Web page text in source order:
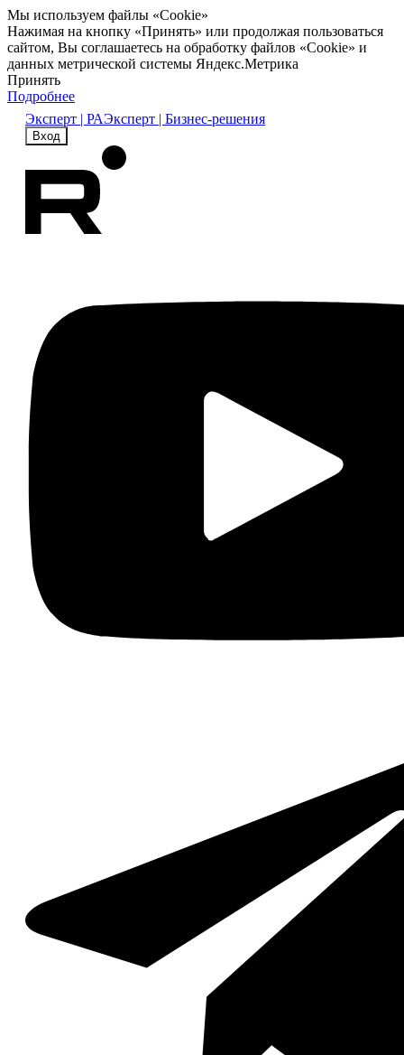
Мы используем файлы «Cookie»
Нажимая на кнопку «Принять» или продолжая пользоваться
сайтом, Вы соглашаетесь на обработку файлов «Cookie» и
данных метрической системы Яндекс.Метрика
Принять
Подробнее
Эксперт | РАЭксперт | Бизнес-решения
Вход